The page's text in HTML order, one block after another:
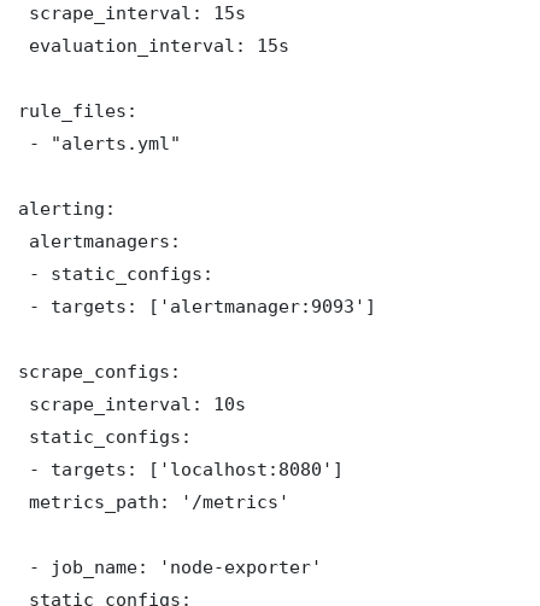
scrape_interval: 15s
evaluation_interval: 15s
rule_files:
- "alerts.yml"
alerting:
alertmanagers:
- static_configs:
- targets: ['alertmanager:9093']
scrape_configs:
scrape_interval: 10s
static_configs:
- targets: ['localhost:8080']
metrics_path: '/metrics'
- job_name: 'node-exporter'
static_configs: